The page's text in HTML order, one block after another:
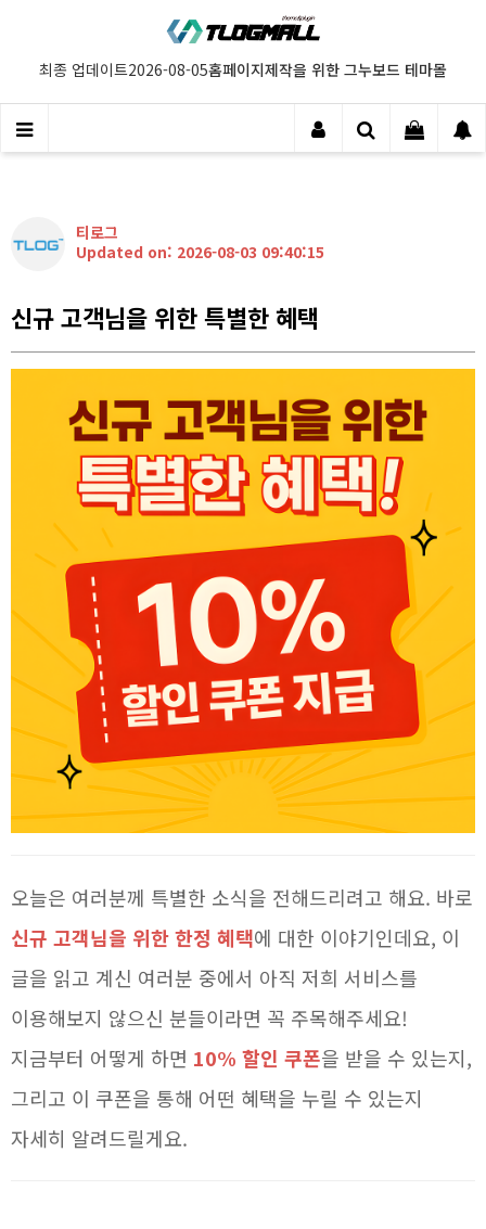
최종 업데이트2026-08-05홈페이지제작을 위한 그누보드 테마몰
티로그
Updated on: 2026-08-03 09:40:15
신규 고객님을 위한 특별한 혜택
오늘은 여러분께 특별한 소식을 전해드리려고 해요. 바로
신규 고객님을 위한 한정 혜택에 대한 이야기인데요, 이
글을 읽고 계신 여러분 중에서 아직 저희 서비스를
이용해보지 않으신 분들이라면 꼭 주목해주세요!
지금부터 어떻게 하면 10% 할인 쿠폰을 받을 수 있는지,
그리고 이 쿠폰을 통해 어떤 혜택을 누릴 수 있는지
자세히 알려드릴게요.